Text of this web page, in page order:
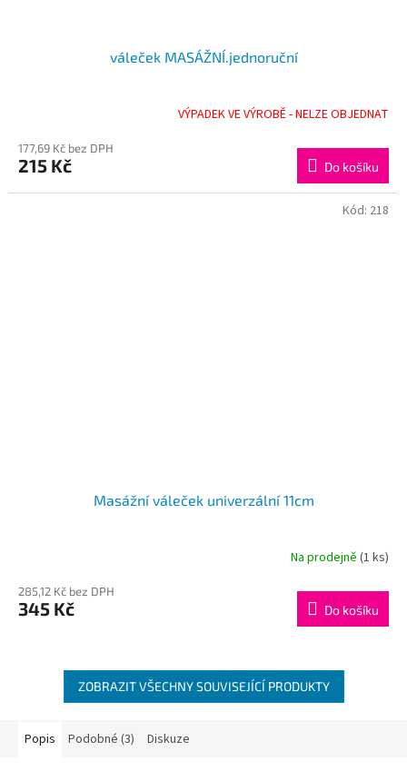
váleček MASÁŽNÍ.jednoruční
VÝPADEK VE VÝROBĚ - NELZE OBJEDNAT
177,69 Kč bez DPH
215 Kč Do košíku
Masážní váleček univerzální 11cm
Na prodejně (1 ks)
285,12 Kč bez DPH
345 Kč Do košíku
Kód: 218
ZOBRAZIT VŠECHNY SOUVISEJÍCÍ PRODUKTY
Popis Podobné (3) Diskuze